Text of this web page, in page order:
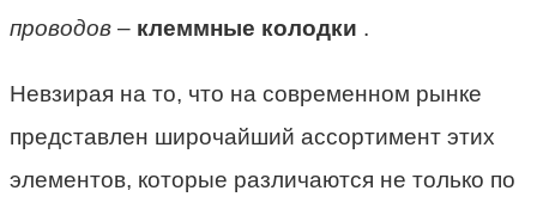
проводов – клеммные колодки .
Невзирая на то, что на современном рынке
представлен широчайший ассортимент этих
элементов, которые различаются не только по